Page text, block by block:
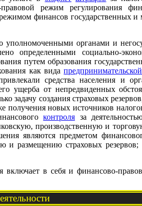
режим регулирования
финансов государственных
уполномоченными органами и
определенными социально-
путем образования
как вида
средства населения и
ущерба от непредвиденных
задачу создания страховых
получения новых источников
контроля за
производственную и
являются предметом
размещению страховых резервов;
включает в себя и финансово-